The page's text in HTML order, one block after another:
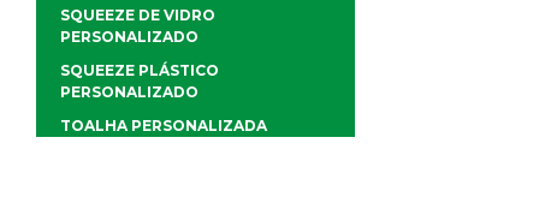
SQUEEZE DE VIDRO
PERSONALIZADO
SQUEEZE PLÁSTICO
PERSONALIZADO
TOALHA PERSONALIZADA